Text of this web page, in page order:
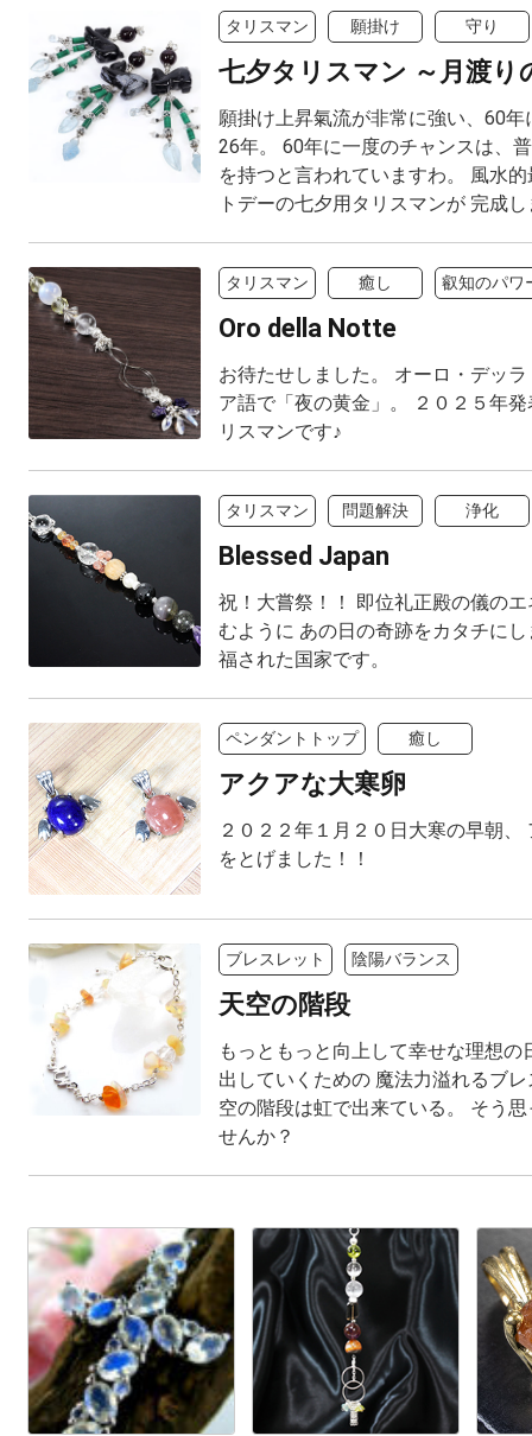
タリスマン 願掛け 守り
七夕タリスマン ～月渡り
願掛け上昇氣流が非常に強い、60
26年。 60年に一度のチャンスは、
を持つと言われていますわ。 風水
トデーの七夕用タリスマンが 完成
タリスマン 癒し 叡知のパワ
Oro della Notte
お待たせしました。 オーロ・デッ
ア語で「夜の黄金」。 ２０２５年
リスマンです♪
タリスマン 問題解決 浄化
Blessed Japan
祝！大嘗祭！！ 即位礼正殿の儀の
むように あの日の奇跡をカタチに
福された国家です。
ペンダントトップ 癒し
アクアな大寒卵
２０２２年１月２０日大寒の早朝、
をとげました！！
ブレスレット 陰陽バランス
天空の階段
もっともっと向上して幸せな理想の
出していくための 魔法力溢れるブ
空の階段は虹で出来ている。 そう
せんか？